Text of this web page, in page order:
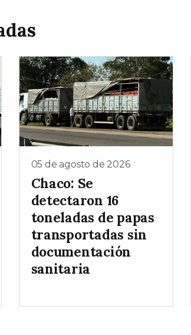
05 de agosto de 2026
Chaco: Se
detectaron 16
toneladas de papas
transportadas sin
documentación
sanitaria